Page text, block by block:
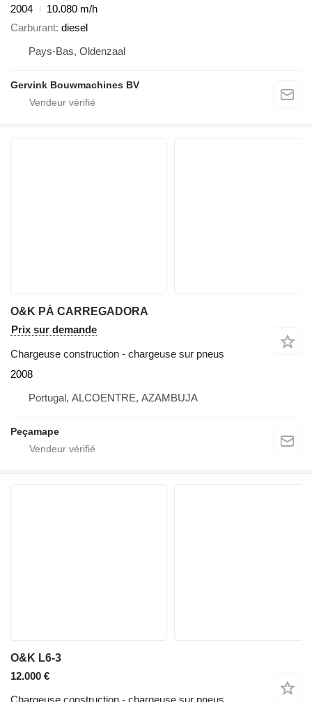
2004
10.080 m/h
Carburant diesel
Pays-Bas, Oldenzaal
Gervink Bouwmachines BV
O&K PÁ CARREGADORA
Prix sur demande
Chargeuse construction - chargeuse sur pneus
2008
Portugal, ALCOENTRE, AZAMBUJA
Peçamape
O&K L6-3
12.000 €
Chargeuse construction - chargeuse sur pneus